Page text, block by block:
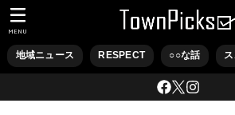
地域ニュース RESPECT ○○な話
MENU